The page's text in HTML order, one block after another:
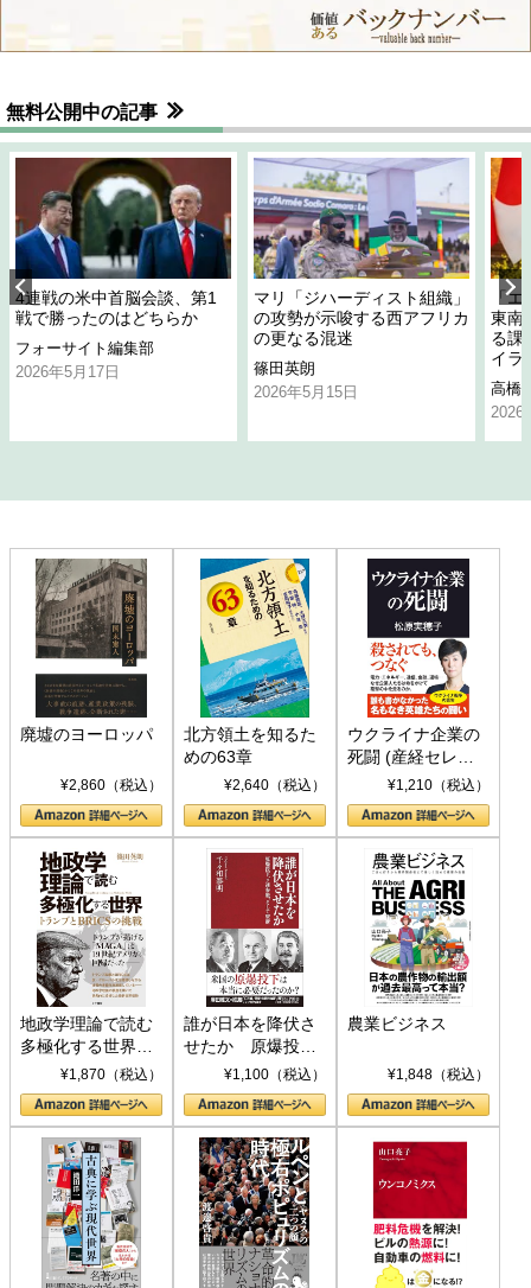
無料公開中の記事
4連戦の米中首脳会談、第1
戦で勝ったのはどちらか
フォーサイト編集部
2026年5月17日
マリ「ジハーディスト組織」
の攻勢が示唆する西アフリカ
の更なる混迷
篠田英朗
2026年5月15日
「
東南
る課
イラ
高橋
2026
廃墟のヨーロッパ
¥2,860（税込）
北方領土を知るた
めの63章
¥2,640（税込）
ウクライナ企業の
死闘 (産経セレク
ト S 039)¥1,210（税込）
地政学理論で読む
多極化する世界：
トランプとBRICS
の挑戦
¥1,870（税込）
誰が日本を降伏さ
せたか 原爆投
下、ソ連参戦、そ
して聖断 (PHP新
書)
¥1,100（税込）
農業ビジネス
¥1,848（税込）